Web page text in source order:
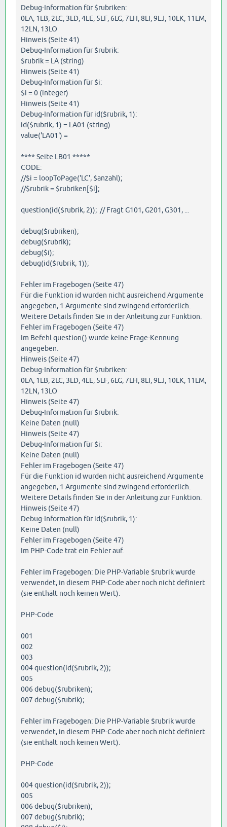
Debug-Information für $rubriken:
0LA, 1LB, 2LC, 3LD, 4LE, 5LF, 6LG, 7LH, 8LI, 9LJ, 10LK, 11LM,
12LN, 13LO
Hinweis (Seite 41)
Debug-Information für $rubrik:
$rubrik = LA (string)
Hinweis (Seite 41)
Debug-Information für $i:
$i = 0 (integer)
Hinweis (Seite 41)
Debug-Information für id($rubrik, 1):
id($rubrik, 1) = LA01 (string)
value('LA01') =
**** Seite LB01 *****
CODE:
//$i = loopToPage('LC', $anzahl);
//$rubrik = $rubriken[$i];
question(id($rubrik, 2)); // Fragt G101, G201, G301, ...
debug($rubriken);
debug($rubrik);
debug($i);
debug(id($rubrik, 1));
Fehler im Fragebogen (Seite 47)
Für die Funktion id wurden nicht ausreichend Argumente
angegeben, 1 Argumente sind zwingend erforderlich.
Weitere Details finden Sie in der Anleitung zur Funktion.
Fehler im Fragebogen (Seite 47)
Im Befehl question() wurde keine Frage-Kennung
angegeben.
Hinweis (Seite 47)
Debug-Information für $rubriken:
0LA, 1LB, 2LC, 3LD, 4LE, 5LF, 6LG, 7LH, 8LI, 9LJ, 10LK, 11LM,
12LN, 13LO
Hinweis (Seite 47)
Debug-Information für $rubrik:
Keine Daten (null)
Hinweis (Seite 47)
Debug-Information für $i:
Keine Daten (null)
Fehler im Fragebogen (Seite 47)
Für die Funktion id wurden nicht ausreichend Argumente
angegeben, 1 Argumente sind zwingend erforderlich.
Weitere Details finden Sie in der Anleitung zur Funktion.
Hinweis (Seite 47)
Debug-Information für id($rubrik, 1):
Keine Daten (null)
Fehler im Fragebogen (Seite 47)
Im PHP-Code trat ein Fehler auf.
Fehler im Fragebogen: Die PHP-Variable $rubrik wurde
verwendet, in diesem PHP-Code aber noch nicht definiert
(sie enthält noch keinen Wert).
PHP-Code
001
002
003
004 question(id($rubrik, 2));
005
006 debug($rubriken);
007 debug($rubrik);
Fehler im Fragebogen: Die PHP-Variable $rubrik wurde
verwendet, in diesem PHP-Code aber noch nicht definiert
(sie enthält noch keinen Wert).
PHP-Code
004 question(id($rubrik, 2));
005
006 debug($rubriken);
007 debug($rubrik);